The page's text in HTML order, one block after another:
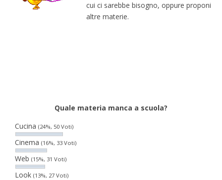
cui ci sarebbe bisogno, oppure proponi
altre materie.
Quale materia manca a scuola?
Cucina (24%, 50 Voti)
Cinema (16%, 33 Voti)
Web (15%, 31 Voti)
Look (13%, 27 Voti)